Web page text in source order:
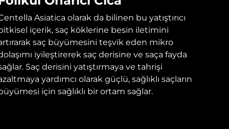
Asiatica olarak da bilinen bu yatıştırıcı
içerik, saç köklerine besin iletimini
saç büyümesini teşvik eden mikro
iyileştirerek saç derisine ve saça fayda
Saç derisini yatıştırmaya ve tahrişi
yardımcı olarak güçlü, sağlıklı saçların
için sağlıklı bir ortam sağlar.